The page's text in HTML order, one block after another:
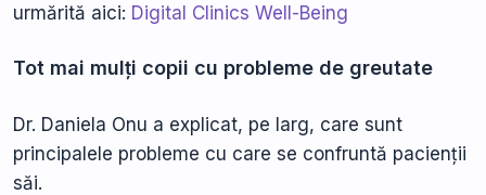
urmărită aici: Digital Clinics Well-Being
Tot mai mulți copii cu probleme de greutate
Dr. Daniela Onu a explicat, pe larg, care sunt
principalele probleme cu care se confruntă pacienții
săi.